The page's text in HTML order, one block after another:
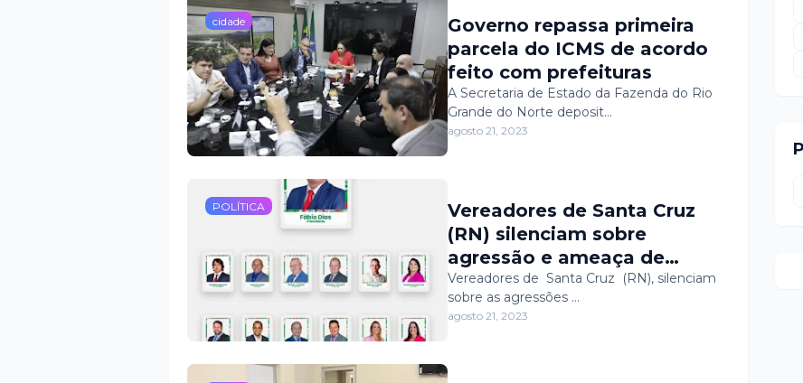
cidade
Governo repassa primeira
parcela do ICMS de acordo
feito com prefeituras
A Secretaria de Estado da Fazenda do Rio
Grande do Norte deposit…
agosto 21, 2023
POLÍTICA
Vereadores de Santa Cruz
(RN) silenciam sobre
agressão e ameaça de
vereador à esposa
Vereadores de Santa Cruz (RN), silenciam
sobre as agressões …
agosto 21, 2023